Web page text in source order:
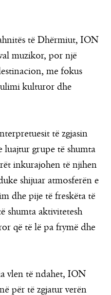
të Dhërmiut, ION
muzikor, por një
me fokus
kulturor dhe
të zgjasin
luajtur grupe të shumta
inkurajohen të njihen
shijuar atmosferën e
dhe pije të freskëta të
shumta aktivitetesh
që të lë pa frymë dhe
vlen të ndahet, ION
për të zgjatur verën